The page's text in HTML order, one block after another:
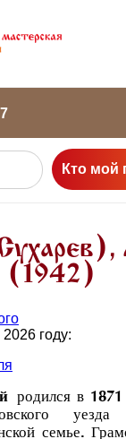
Кто мой
(1942)
году:
родился в 1871
уезда
семье.